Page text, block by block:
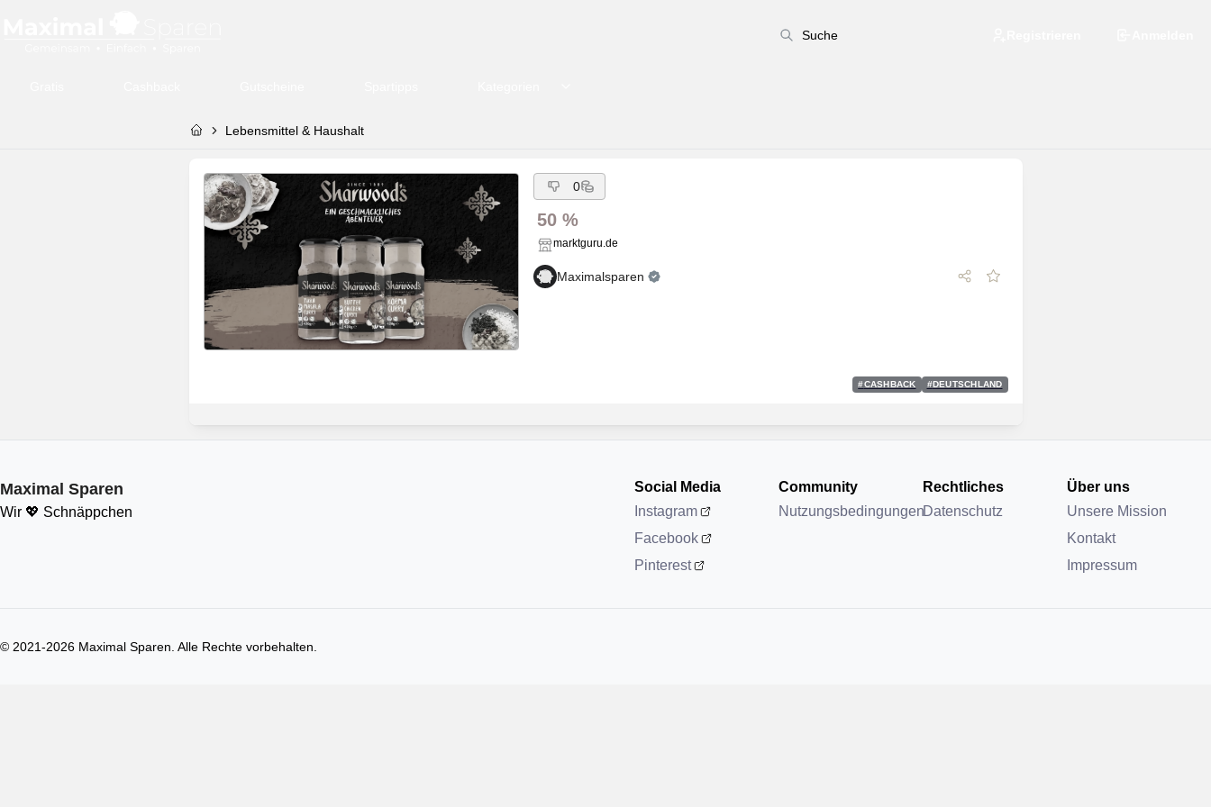
Lebensmittel & Haushalt
0
50 %
marktguru.de
Maximalsparen
#CASHBACK #DEUTSCHLAND
Maximal Sparen
Wir 💖 Schnäppchen
Social Media
Instagram
Facebook
Pinterest
Community
Nutzungsbedingungen
Rechtliches
Datenschutz
Über uns
Unsere Mission
Kontakt
Impressum
© 2021-2026 Maximal Sparen. Alle Rechte vorbehalten.